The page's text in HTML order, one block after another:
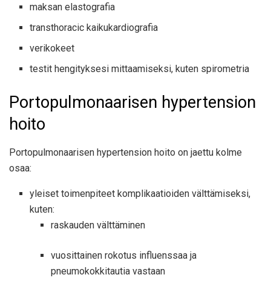
maksan elastografia
transthoracic kaikukardiografia
verikokeet
testit hengityksesi mittaamiseksi, kuten spirometria
Portopulmonaarisen hypertension
hoito
Portopulmonaarisen hypertension hoito on jaettu kolme
osaa:
yleiset toimenpiteet komplikaatioiden välttämiseksi,
kuten:
raskauden välttäminen
vuosittainen rokotus influenssaa ja
pneumokokkitautia vastaan